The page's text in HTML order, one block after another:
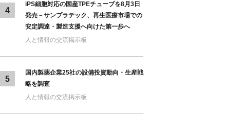
4
iPS細胞対応の国産TPEチューブを8月3日
発売－サンプラテック、再生医療市場での
安定調達・製造支援へ向けた第一歩へ
人と情報の交流掲示板
5
国内製薬企業25社の設備投資動向・生産戦
略を調査
人と情報の交流掲示板